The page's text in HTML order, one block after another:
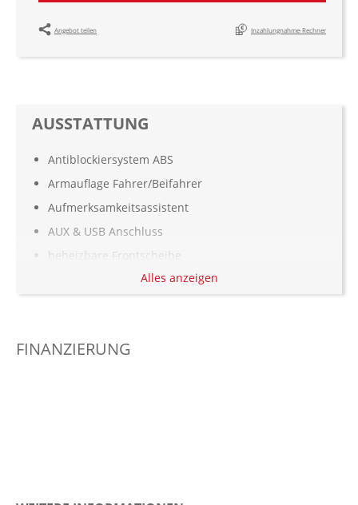
Angebot teilen Inzahlungnahme-Rechner
AUSSTATTUNG
Antiblockiersystem ABS
Armauflage Fahrer/Beifahrer
Aufmerksamkeitsassistent
AUX & USB Anschluss
beheizbare Frontscheibe
Berganfahrassistent
Dachspoiler
Alles anzeigen
FINANZIERUNG